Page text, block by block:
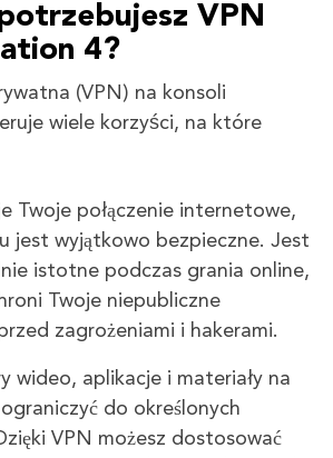
VPN
4?
(VPN) na konsoli
wiele korzyści, na które
Twoje połączenie internetowe,
jest wyjątkowo bezpieczne. Jest
istotne podczas grania online,
Twoje niepubliczne
zagrożeniami i hakerami.
wideo, aplikacje i materiały na
ograniczyć do określonych
VPN możesz dostosować